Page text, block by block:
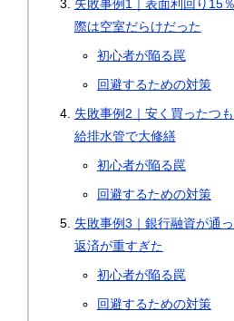
失敗事例1｜表面利回り15
際は空室だらけだった
初心者が陥る罠
回避するための対策
失敗事例2｜安く買ったつ
給排水管で大修繕
初心者が陥る罠
回避するための対策
失敗事例3｜銀行融資が通
返済が重すぎた
初心者が陥る罠
回避するための対策